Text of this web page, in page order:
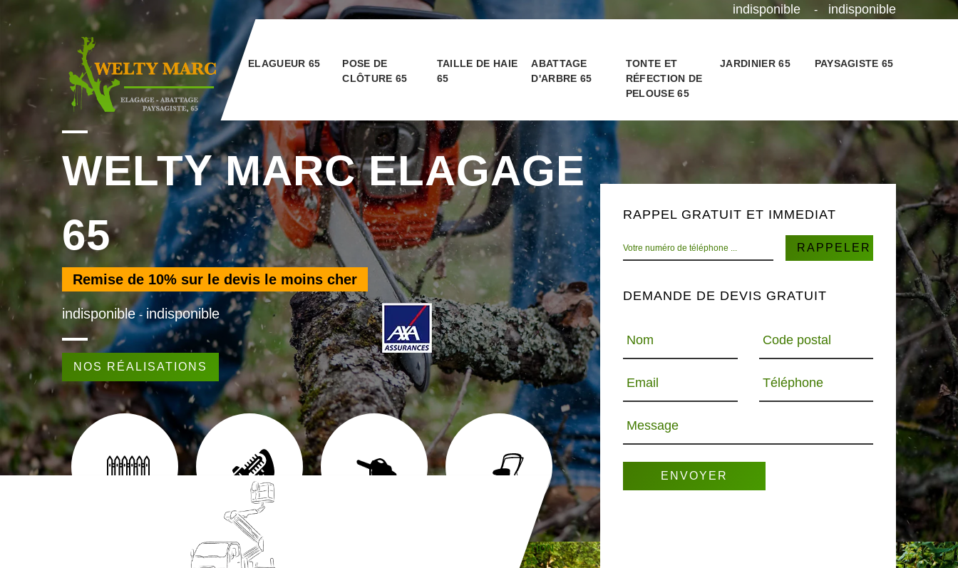
indisponible - indisponible
ELAGUEUR 65
POSE DE
CLÔTURE 65
TAILLE DE HAIE
65
ABATTAGE
D'ARBRE 65
TONTE ET
RÉFECTION DE
PELOUSE 65
JARDINIER 65 PAYSAGISTE 65
WELTY MARC ELAGAGE
65
Remise de 10% sur le devis le moins cher
indisponible - indisponible
NOS RÉALISATIONS
TAILLE DE HAIE 65
TONTE ET RÉFECTION
DE PELOUSE 65
JARDINIER 65 ELAGUEUR 65
RAPPEL GRATUIT ET IMMEDIAT
DEMANDE DE DEVIS GRATUIT
Nom Code postal
Email Téléphone
Message